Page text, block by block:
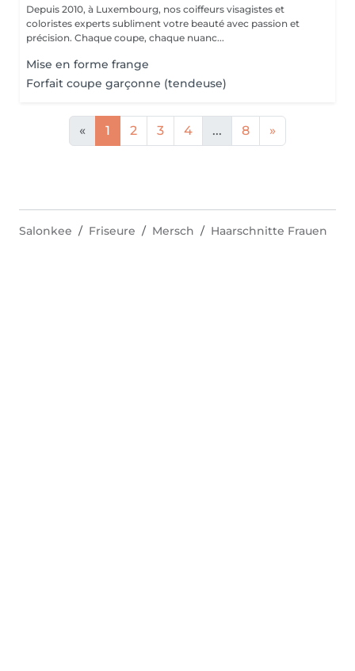
Depuis 2010, à Luxembourg, nos coiffeurs visagistes et
coloristes experts subliment votre beauté avec passion et
précision. Chaque coupe, chaque nuanc...
Mise en forme frange
Forfait coupe garçonne (tendeuse)
« 1 2 3 4 ... 8 »
Salonkee Friseure Mersch Haarschnitte Frauen